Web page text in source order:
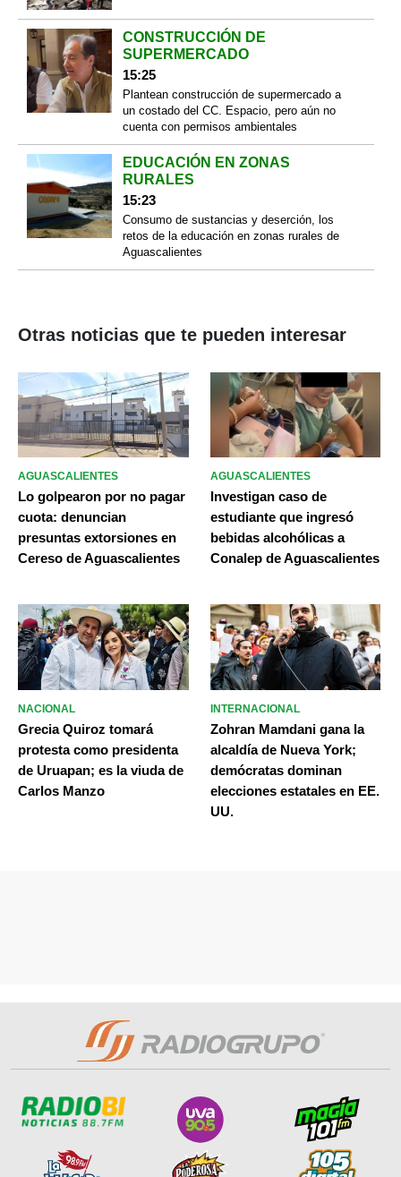
CONSTRUCCIÓN DE
SUPERMERCADO
15:25
Plantean construcción de supermercado a
un costado del CC. Espacio, pero aún no
cuenta con permisos ambientales
EDUCACIÓN EN ZONAS
RURALES
15:23
Consumo de sustancias y deserción, los
retos de la educación en zonas rurales de
Aguascalientes
Otras noticias que te pueden interesar
AGUASCALIENTES
Lo golpearon por no pagar
cuota: denuncian
presuntas extorsiones en
Cereso de Aguascalientes
AGUASCALIENTES
Investigan caso de
estudiante que ingresó
bebidas alcohólicas a
Conalep de Aguascalientes
NACIONAL
Grecia Quiroz tomará
protesta como presidenta
de Uruapan; es la viuda de
Carlos Manzo
INTERNACIONAL
Zohran Mamdani gana la
alcaldía de Nueva York;
demócratas dominan
elecciones estatales en EE.
UU.